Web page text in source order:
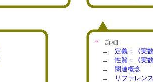
* 詳細
→ 定義：《実
→性質：《実
→ 関連概念
→
リファレンス